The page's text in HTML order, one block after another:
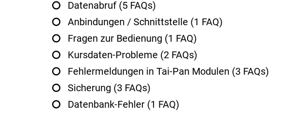
Datenabruf (5 FAQs)
Anbindungen / Schnittstelle (1 FAQ)
Fragen zur Bedienung (1 FAQ)
Kursdaten-Probleme (2 FAQs)
Fehlermeldungen in Tai-Pan Modulen (3 FAQs)
Sicherung (3 FAQs)
Datenbank-Fehler (1 FAQ)